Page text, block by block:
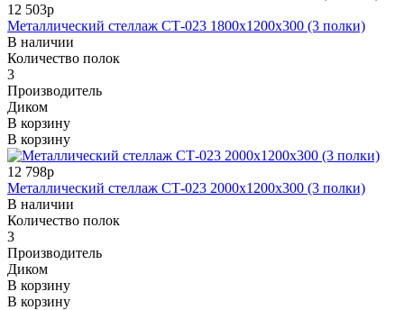
12 503р
Металлический стеллаж СТ-023 1800x1200x300 (3 полки)
В наличии
Количество полок
3
Производитель
Диком
В корзину
В корзину
12 798р
Металлический стеллаж СТ-023 2000x1200x300 (3 полки)
В наличии
Количество полок
3
Производитель
Диком
В корзину
В корзину